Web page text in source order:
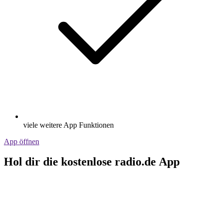
viele weitere App Funktionen
App öffnen
Hol dir die kostenlose radio.de App